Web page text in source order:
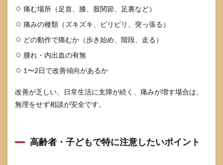
痛む場所（足首、膝、股関節、足裏など）
痛みの種類（ズキズキ、ピリピリ、突っ張る）
どの動作で痛むか（歩き始め、階段、走る）
腫れ・内出血の有無
1〜2日で改善傾向があるか
改善が乏しい、日常生活に支障が続く、痛みが増す場合は、
無理をせず相談が安全です。
高齢者・子どもで特に注意したいポイント